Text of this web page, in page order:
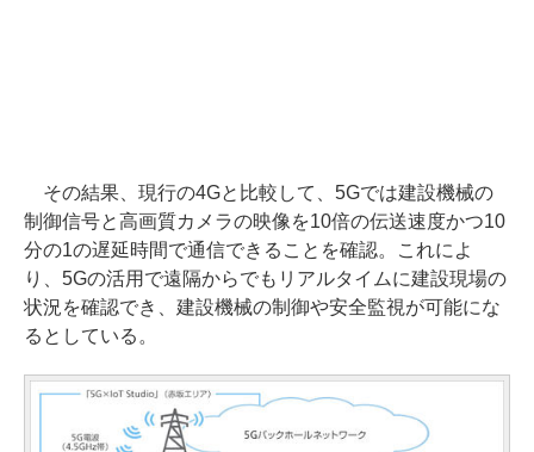
その結果、現行の4Gと比較して、5Gでは建設機械の
制御信号と高画質カメラの映像を10倍の伝送速度かつ10
分の1の遅延時間で通信できることを確認。これによ
り、5Gの活用で遠隔からでもリアルタイムに建設現場の
状況を確認でき、建設機械の制御や安全監視が可能にな
るとしている。